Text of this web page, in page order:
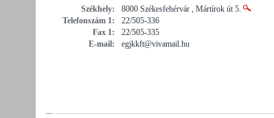
Székhely:
8000 Székesfehérvár , Mártírok út 5.
Telefonszám 1:
22/505-336
Fax 1:
22/505-335
E-mail:
egjkkft@vivamail.hu